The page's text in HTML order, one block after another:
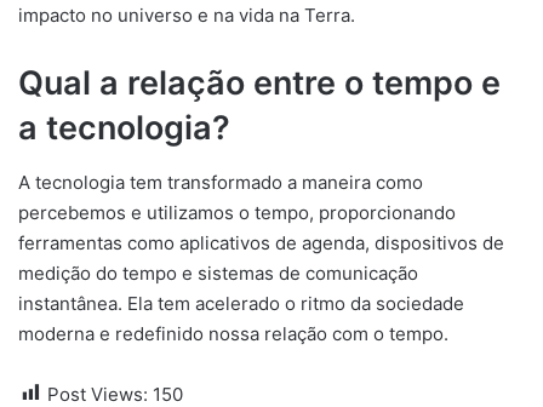
impacto no universo e na vida na Terra.
Qual a relação entre o tempo e
a tecnologia?
A tecnologia tem transformado a maneira como
percebemos e utilizamos o tempo, proporcionando
ferramentas como aplicativos de agenda, dispositivos de
medição do tempo e sistemas de comunicação
instantânea. Ela tem acelerado o ritmo da sociedade
moderna e redefinido nossa relação com o tempo.
Post Views: 150